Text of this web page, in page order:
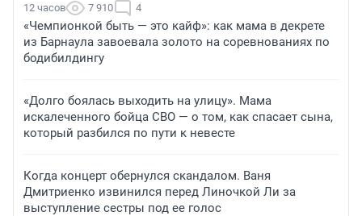
12 часов 7 910 4
«Чемпионкой быть — это кайф»: как мама в декрете
из Барнаула завоевала золото на соревнованиях по
бодибилдингу
«Долго боялась выходить на улицу». Мама
искалеченного бойца СВО — о том, как спасает сына,
который разбился по пути к невесте
Когда концерт обернулся скандалом. Ваня
Дмитриенко извинился перед Линочкой Ли за
выступление сестры под ее голос